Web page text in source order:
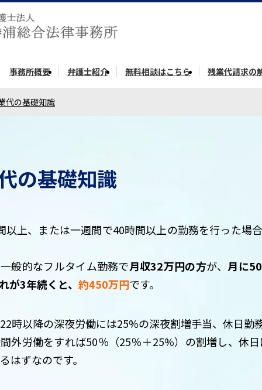
事務所概要 弁護士紹介 無料相談はこちら 残業代請求の
代の基礎知識
の基礎知識
以上、または一週間で40時間以上の勤務を行った場
般的なフルタイム勤務で月収32万円の方が、 月に
が3年続くと、 約450万円です。
時以降の深夜労働には25%の深夜割増手当、休日勤
外労働をすれば50％（25％＋25%）の割増し、休
はずなのです。